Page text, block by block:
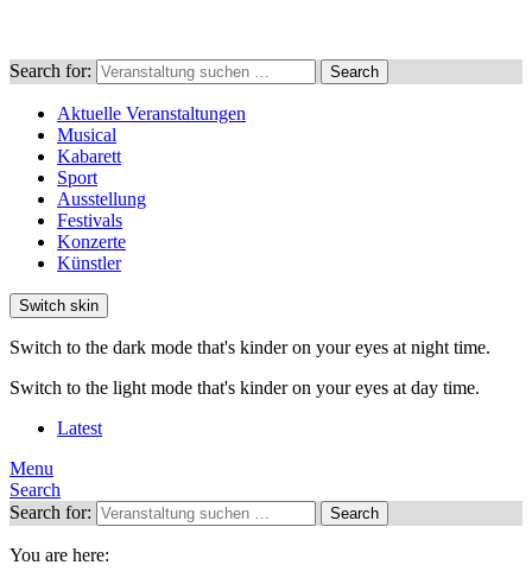
Search for: Search
Aktuelle Veranstaltungen
Musical
Kabarett
Sport
Ausstellung
Festivals
Konzerte
Künstler
Switch skin
Switch to the dark mode that's kinder on your eyes at night time.
Switch to the light mode that's kinder on your eyes at day time.
Latest
Menu
Search
Search for:
Search
You are here: